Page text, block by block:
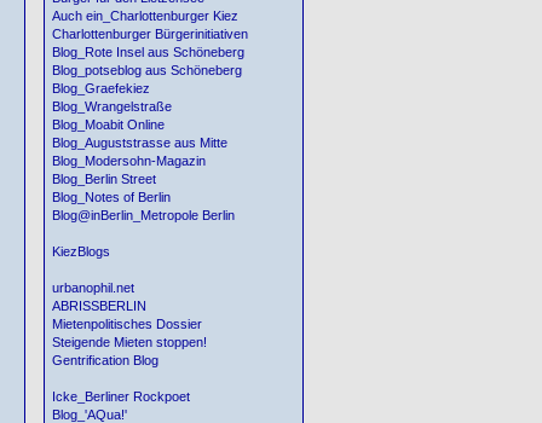
Auch ein_Charlottenburger Kiez
Charlottenburger Bürgerinitiativen
Blog_Rote Insel aus Schöneberg
Blog_potseblog aus Schöneberg
Blog_Graefekiez
Blog_Wrangelstraße
Blog_Moabit Online
Blog_Auguststrasse aus Mitte
Blog_Modersohn-Magazin
Blog_Berlin Street
Blog_Notes of Berlin
Blog@inBerlin_Metropole Berlin
KiezBlogs
urbanophil.net
ABRISSBERLIN
Mietenpolitisches Dossier
Steigende Mieten stoppen!
Gentrification Blog
Icke_Berliner Rockpoet
Blog_'AQua!'